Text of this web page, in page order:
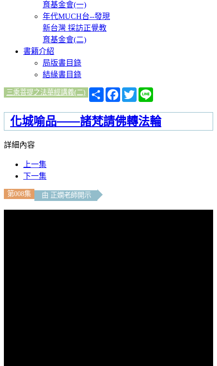
育基金會(一)
年代MUCH台--發現
新台灣 採訪正覺教
育基金會(二)
書籍介紹
局版書目錄
結緣書目錄
三乘菩提之法華經講義(二)
分
享
Facebook
Twitter
化城喻品——諸梵請佛轉法輪
詳細內容
上一集
下一集
第008集 由 正嫻老師開示